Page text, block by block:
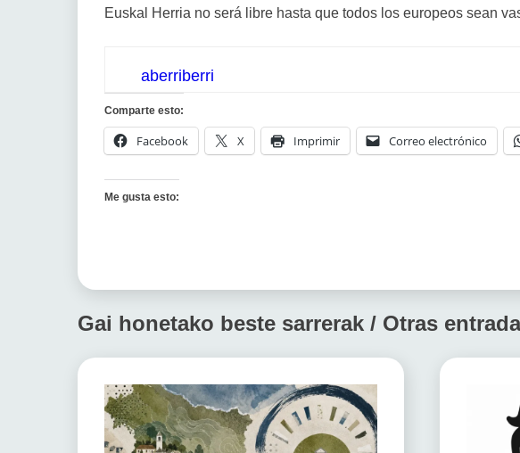
Euskal Herria no será libre hasta que todos los europeos sean
aberriberri
Comparte esto:
Facebook X Imprimir Correo electrónico
Me gusta esto:
Gai honetako beste sarrerak / Otras